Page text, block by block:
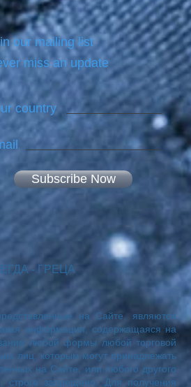
our mailing list
miss an update
country
Subscribe Now
- ГРЕЦА
на Сайте, являются
информация, содержащаяся на
любой формы любой торговой
лиц, которым могут принадлежать
на Сайте, или любого другого
запрещено. Для получения